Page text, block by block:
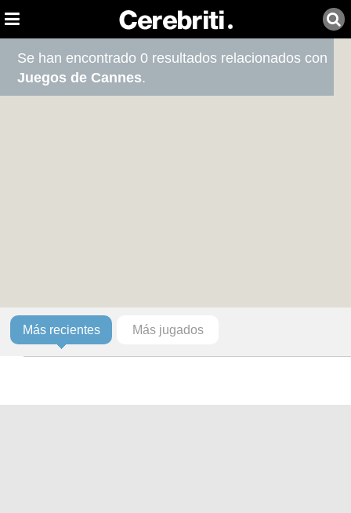
Se han encontrado 0 resultados relacionados con
Juegos de Cannes.
Más recientes Más jugados